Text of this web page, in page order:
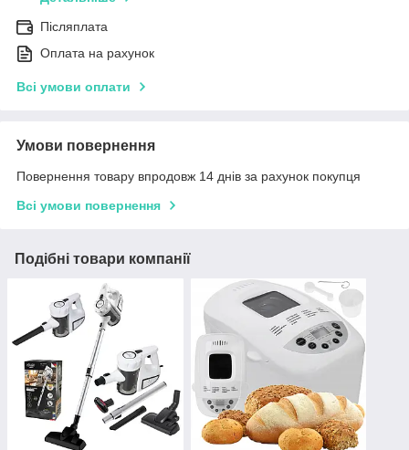
Післяплата
Оплата на рахунок
Всі умови оплати
Умови повернення
Повернення товару впродовж 14 днів за рахунок покупця
Всі умови повернення
Подібні товари компанії